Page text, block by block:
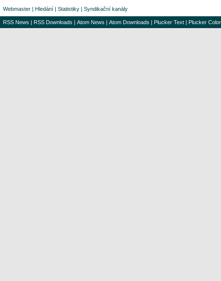
Webmaster | Hledání | Statistiky | Syndikační kanály
RSS News | RSS Downloads | Atom News | Atom Downloads | Plucker Text | Plucker Color